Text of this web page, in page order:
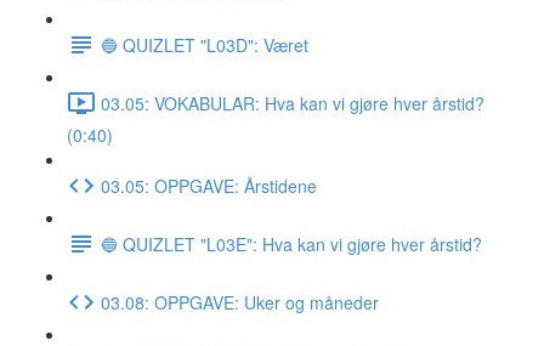
🔵 QUIZLET "L03D": Været
03.05: VOKABULAR: Hva kan vi gjøre hver årstid?
(0:40)
03.05: OPPGAVE: Årstidene
🔵 QUIZLET "L03E": Hva kan vi gjøre hver årstid?
03.08: OPPGAVE: Uker og måneder